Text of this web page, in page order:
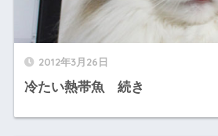
2012年3月26日
冷たい熱帯魚 続き